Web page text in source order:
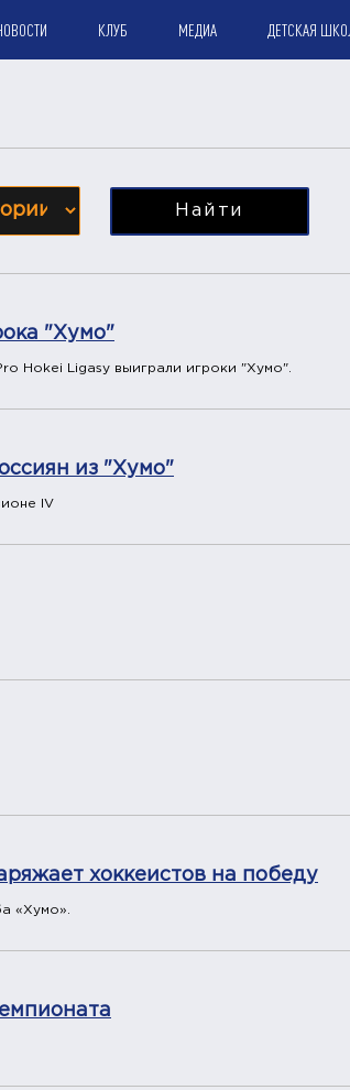
КЛУБ МЕДИА ДЕТСКАЯ
Найти
"Хумо"
Hokei Ligasy выиграли игроки "Хумо".
из "Хумо"
IV
хоккеистов на победу
«Хумо».